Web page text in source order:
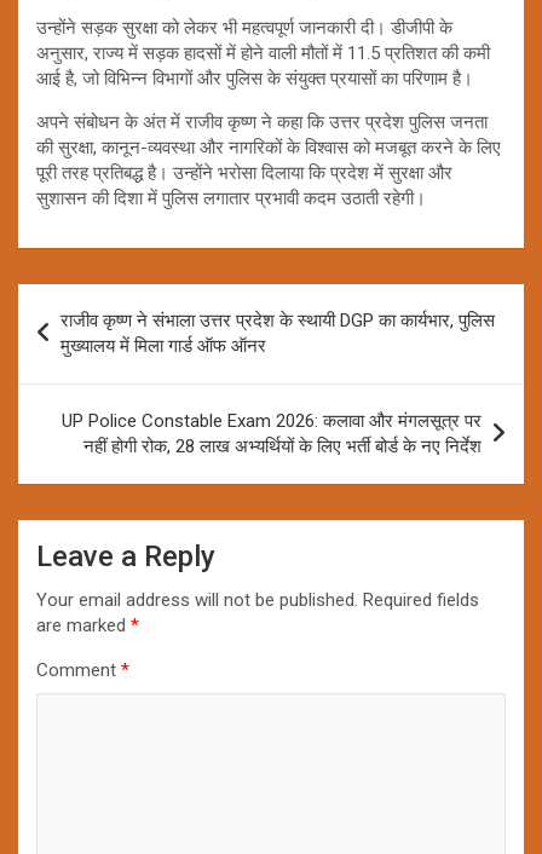
उन्होंने सड़क सुरक्षा को लेकर भी महत्वपूर्ण जानकारी दी। डीजीपी के
अनुसार, राज्य में सड़क हादसों में होने वाली मौतों में 11.5 प्रतिशत की कमी
आई है, जो विभिन्न विभागों और पुलिस के संयुक्त प्रयासों का परिणाम है।
अपने संबोधन के अंत में राजीव कृष्ण ने कहा कि उत्तर प्रदेश पुलिस जनता
की सुरक्षा, कानून-व्यवस्था और नागरिकों के विश्वास को मजबूत करने के लिए
पूरी तरह प्रतिबद्ध है। उन्होंने भरोसा दिलाया कि प्रदेश में सुरक्षा और
सुशासन की दिशा में पुलिस लगातार प्रभावी कदम उठाती रहेगी।
navigation
राजीव कृष्ण ने संभाला उत्तर प्रदेश के स्थायी DGP का कार्यभार, पुलिस
मुख्यालय में मिला गार्ड ऑफ ऑनर
UP Police Constable Exam 2026: कलावा और मंगलसूत्र पर
नहीं होगी रोक, 28 लाख अभ्यर्थियों के लिए भर्ती बोर्ड के नए निर्देश
Leave a Reply
Your email address will not be published. Required fields
are marked *
Comment *